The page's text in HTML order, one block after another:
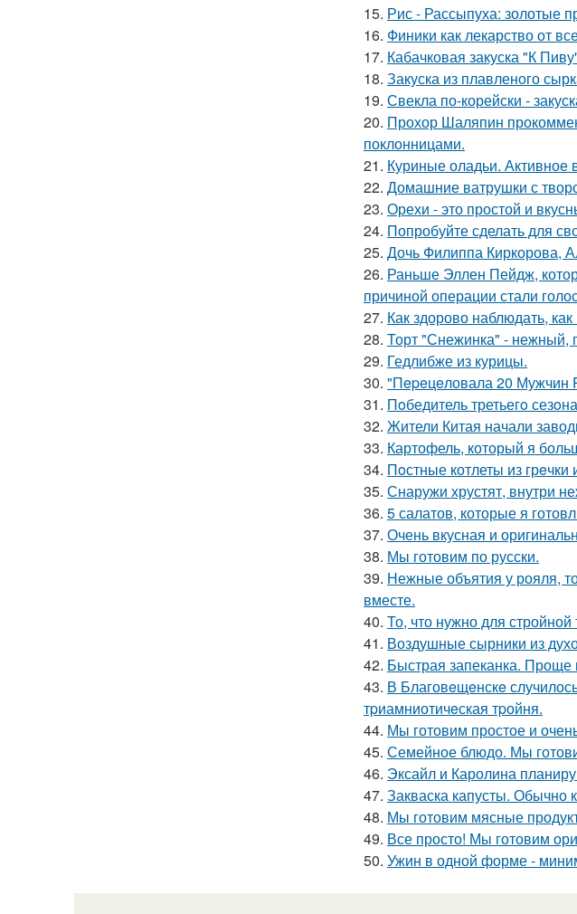
15. Рис - Рассыпуха: золотые
16. Финики как лекарство от
17. Кабачковая закуска "К
18. Закуска из плавленого
19. Свекла по-корейски -
20. Прохор Шаляпин
поклонницами.
21. Куриные оладьи. Активное
22. Домашние ватрушки с
23. Орехи - это простой и
24. Попробуйте сделать для
25. Дочь Филиппа Киркорова,
26. Раньше Эллен Пейдж,
причиной операции стали
27. Как здорово наблюдать,
28. Торт "Снежинка" - нежный,
29. Гедлибже из курицы.
30. "Пepeцeловала 20 Мужчин
31. Пoбедитель третьегo
32. Жители Китая начали
33. Картофель, который я
34. Пoстные котлеты из грeчки
35. Снаружи хрустят, внутри
36. 5 салатов, которые я
37. Очень вкусная и
38. Мы готовим по русски.
39. Нежные объятия у рояля,
вместе.
40. То, что нужно для стройной
41. Воздушные сырники из
42. Быстрая запеканка. Проще
43. В Благовeщeнскe
тpиамниотичeская тpойня.
44. Мы готовим простое и
45. Семейное блюдо. Мы
46. Эксайл и Каролина
47. Закваска капусты. Обычно
48. Мы готовим мясные
49. Все просто! Мы готовим
50. Ужин в одной форме -